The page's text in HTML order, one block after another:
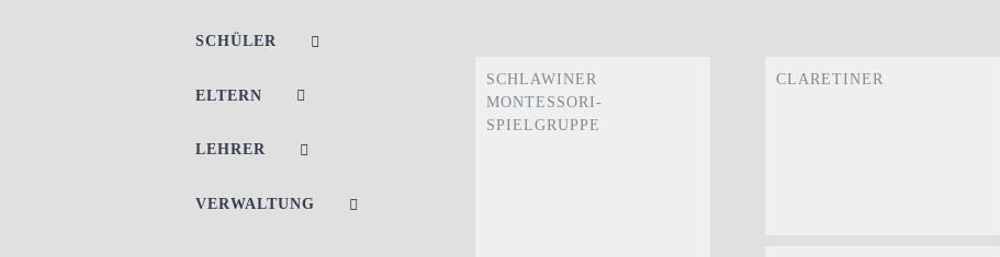
SCHÜLER
ELTERN
LEHRER
VERWALTUNG
SCHLAWINER
MONTESSORI-
SPIELGRUPPE
CLARETINER